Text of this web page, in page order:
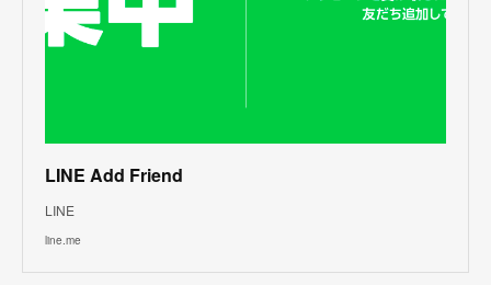
LINE Add Friend
LINE
line.me